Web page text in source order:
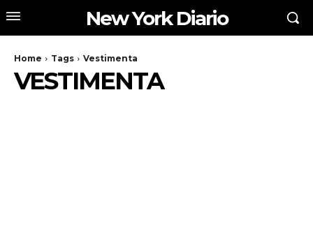
New York Diario
Home Tags Vestimenta
VESTIMENTA